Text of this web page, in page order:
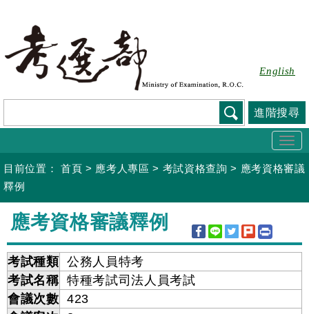
要
容
English
進階搜尋
目前位置： 首頁 > 應考人專區 > 考試資格查詢 > 應考資格審議
釋例
:::
應考資格審議釋例
考試種類 公務人員特考
考試名稱 特種考試司法人員考試
會議次數 423